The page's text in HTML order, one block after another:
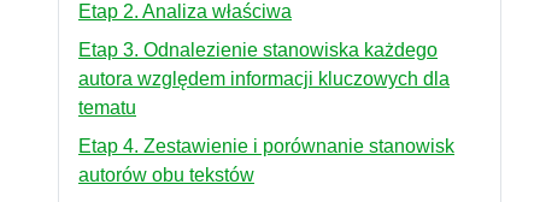
Etap 2. Analiza właściwa
Etap 3. Odnalezienie stanowiska każdego
autora względem informacji kluczowych dla
tematu
Etap 4. Zestawienie i porównanie stanowisk
autorów obu tekstów